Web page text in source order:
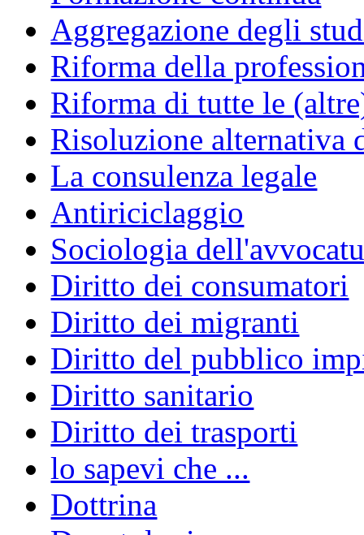
Aggregazione degli
Riforma della
Riforma di tutte le
Risoluzione alternativa
La consulenza legale
Antiriciclaggio
Sociologia
Diritto dei consumatori
Diritto dei migranti
Diritto del pubblico
Diritto sanitario
Diritto dei trasporti
lo sapevi che ...
Dottrina